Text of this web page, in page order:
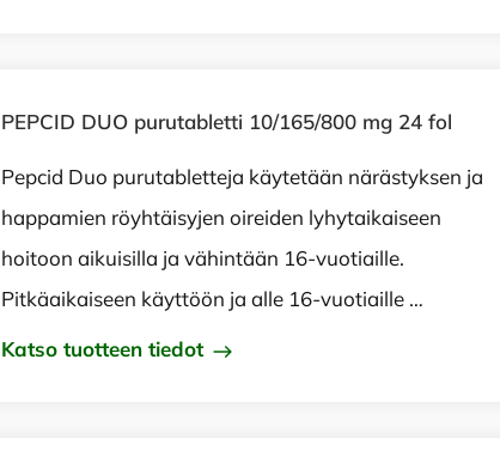
PEPCID DUO purutabletti 10/165/800 mg 24 fol
Pepcid Duo purutabletteja käytetään närästyksen ja
happamien röyhtäisyjen oireiden lyhytaikaiseen
hoitoon aikuisilla ja vähintään 16-vuotiaille.
Pitkäaikaiseen käyttöön ja alle 16-vuotiaille …
Katso tuotteen tiedot